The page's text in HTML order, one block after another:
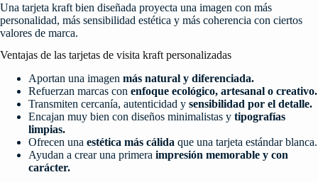
Una tarjeta kraft bien diseñada proyecta una imagen con más
personalidad, más sensibilidad estética y más coherencia con ciertos
valores de marca.
Ventajas de las tarjetas de visita kraft personalizadas
Aportan una imagen más natural y diferenciada.
Refuerzan marcas con enfoque ecológico, artesanal o creativo.
Transmiten cercanía, autenticidad y sensibilidad por el detalle.
Encajan muy bien con diseños minimalistas y tipografías
limpias.
Ofrecen una estética más cálida que una tarjeta estándar blanca.
Ayudan a crear una primera impresión memorable y con
carácter.